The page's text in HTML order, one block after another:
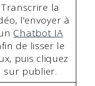
Transcrire la
l'envoyer à
Chatbot IA
de lisser le
puis cliquez
sur publier.